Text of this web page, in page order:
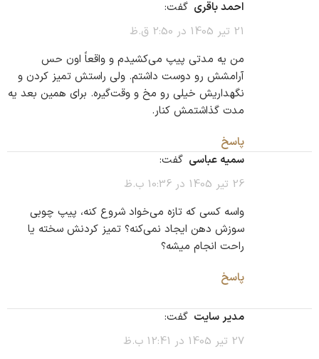
احمد باقری گفت:
21 تیر 1405 در 2:50 ق.ظ
من یه مدتی پیپ می‌کشیدم و واقعاً اون حس
آرامشش رو دوست داشتم. ولی راستش تمیز کردن و
نگهداریش خیلی رو مخ و وقت‌گیره. برای همین بعد یه
مدت گذاشتمش کنار.
پاسخ
سمیه عباسی گفت:
26 تیر 1405 در 10:36 ب.ظ
واسه کسی که تازه می‌خواد شروع کنه، پیپ چوبی
سوزش دهن ایجاد نمی‌کنه؟ تمیز کردنش سخته یا
راحت انجام میشه؟
پاسخ
مدیر سایت گفت:
27 تیر 1405 در 12:41 ب.ظ